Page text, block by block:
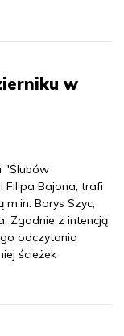
w
"Ślubów
Filipa Bajona, trafi
Borys Szyc,
Zgodnie z intencją
odczytania
ścieżek